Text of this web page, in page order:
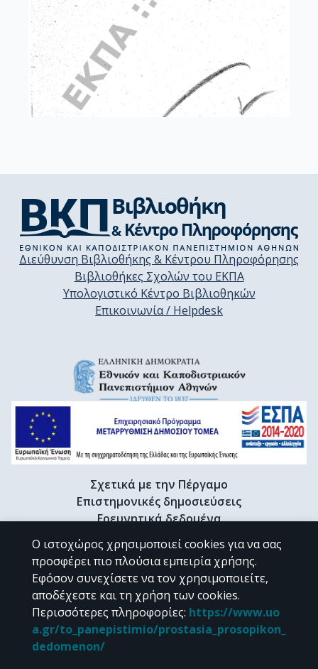
Διεύθυνση Βιβλιοθήκης & Κέντρου Πληροφόρησης
Βιβλιοθήκες Σχολών του ΕΚΠΑ
Υπολογιστικό Κέντρο Βιβλιοθηκών
Επικοινωνία / Helpdesk
Σχετικά με την Πέργαμο
Επιστημονικές δημοσιεύσεις
Ερευνητικά δεδομένα
Διδακτορικές διατριβές & Γκρίζα βιβλιογραφία
Προφίλ Ερευνητή
CC BY-NC 4.0
Εκτός αν αναφέρεται διαφορετικά, το υλικό της "Περγάμου" διατίθεται
Ο ιστοχώρος χρησιμοποιεί cookies για να σας
προσφέρει πιο πλούσια εμπειρία χρήσης.
Εφόσον συνεχίσετε να τον χρησιμοποιείτε,
αποδέχεστε και τη χρήση των cookies.
Περισσότερες πληροφορίες: https://www.uo
a.gr/to_panepistimio/prostasia_prosopikon_
dedomenon/